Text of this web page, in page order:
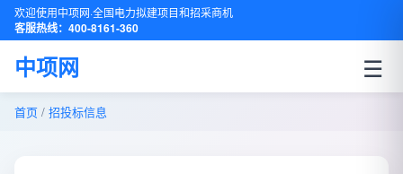
欢迎使用中项网·全国电力拟建项目和招采商机
客服热线：400-8161-360
中项网 ☰
首页 / 招投标信息